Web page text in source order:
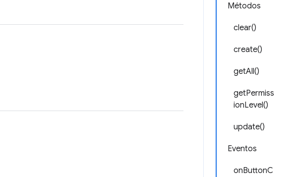
Métodos
clear()
create()
getAll()
getPermiss
ionLevel()
update()
Eventos
onButtonC